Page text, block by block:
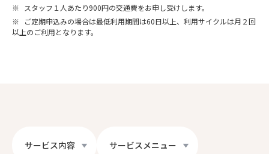
※
スタッフ１人あたり900円の交通費をお申し受けします。
※
ご定期申込みの場合は最低利用期間は60日以上、利用サイクルは月２回
以上のご利用となります。
サービス内容 サービスメニュー